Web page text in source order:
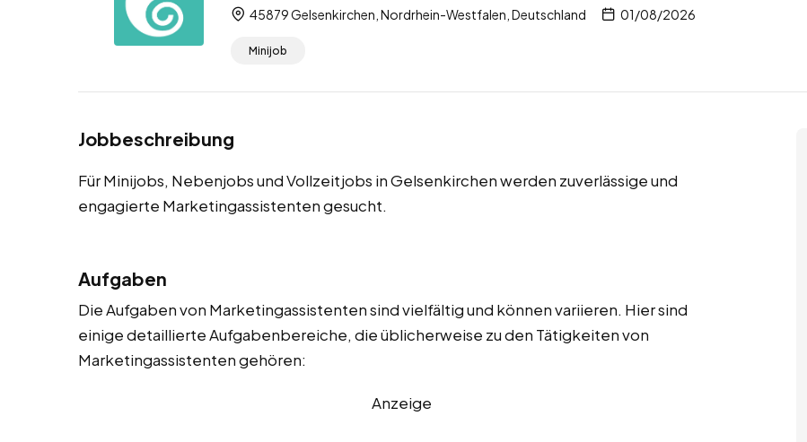
45879 Gelsenkirchen, Nordrhein-Westfalen, Deutschland 01/08/2026
Minijob
Jobbeschreibung
Für Minijobs, Nebenjobs und Vollzeitjobs in Gelsenkirchen werden zuverlässige und
engagierte Marketingassistenten gesucht.
Aufgaben
Die Aufgaben von Marketingassistenten sind vielfältig und können variieren. Hier sind
einige detaillierte Aufgabenbereiche, die üblicherweise zu den Tätigkeiten von
Marketingassistenten gehören:
Anzeige